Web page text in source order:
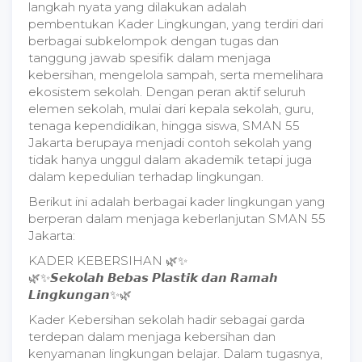
langkah nyata yang dilakukan adalah
pembentukan Kader Lingkungan, yang terdiri dari
berbagai subkelompok dengan tugas dan
tanggung jawab spesifik dalam menjaga
kebersihan, mengelola sampah, serta memelihara
ekosistem sekolah. Dengan peran aktif seluruh
elemen sekolah, mulai dari kepala sekolah, guru,
tenaga kependidikan, hingga siswa, SMAN 55
Jakarta berupaya menjadi contoh sekolah yang
tidak hanya unggul dalam akademik tetapi juga
dalam kepedulian terhadap lingkungan.
Berikut ini adalah berbagai kader lingkungan yang
berperan dalam menjaga keberlanjutan SMAN 55
Jakarta:
KADER KEBERSIHAN 🌿✨
🌿✨𝙎𝙚𝙠𝙤𝙡𝙖𝙝 𝘽𝙚𝙗𝙖𝙨 𝙋𝙡𝙖𝙨𝙩𝙞𝙠 𝙙𝙖𝙣 𝙍𝙖𝙢𝙖𝙝
𝙇𝙞𝙣𝙜𝙠𝙪𝙣𝙜𝙖𝙣✨🌿
Kader Kebersihan sekolah hadir sebagai garda
terdepan dalam menjaga kebersihan dan
kenyamanan lingkungan belajar. Dalam tugasnya,